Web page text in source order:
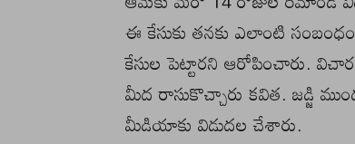
ఈ కేసుకు తనకు ఎలాంటి
కేసుల పెట్టారని ఆరోపించారు.
మీద రాసుకొచ్చారు కవిత. జడ్జి
మీడియాకు విడుదల చేశారు.